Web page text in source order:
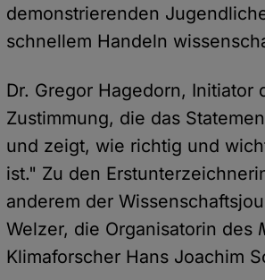
demonstrierenden
schnellem Handeln
Dr. Gregor Hagedorn,
Zustimmung, die das
und zeigt, wie richtig und
ist." Zu den
anderem der
Welzer, die Organisatorin des
Klimaforscher Hans Joachim